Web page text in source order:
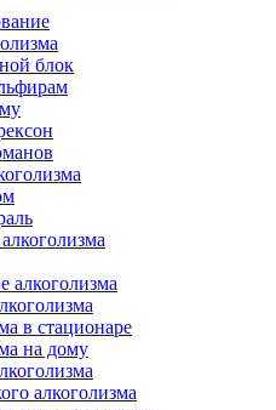
блок
алкоголизма
в стационаре
на дому
алкоголизма